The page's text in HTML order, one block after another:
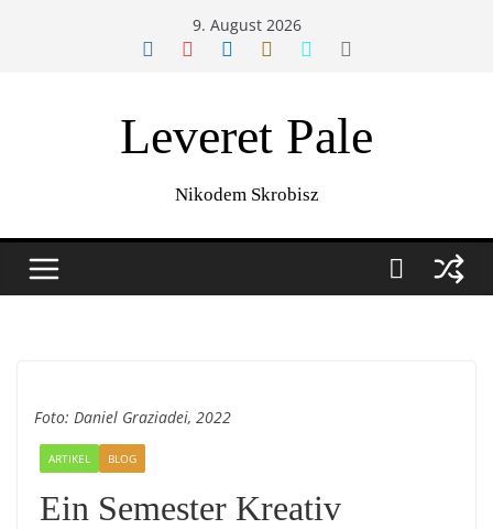
9. August 2026
Leveret Pale
Nikodem Skrobisz
Foto: Daniel Graziadei, 2022
ARTIKEL BLOG
Ein Semester Kreativ